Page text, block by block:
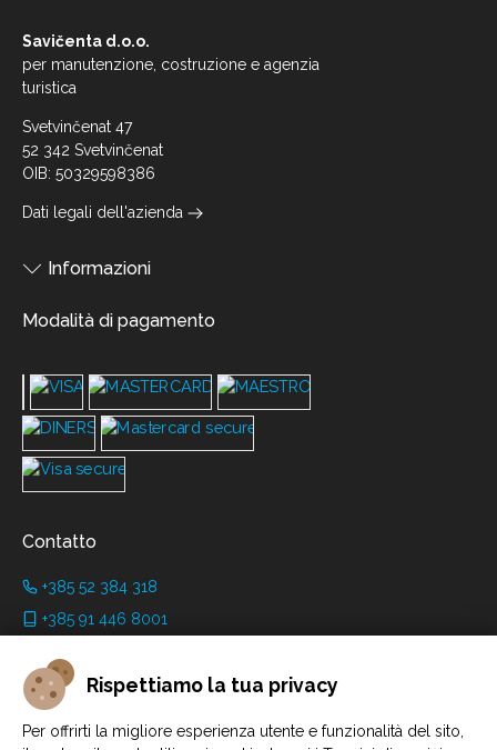
Rispettiamo la tua privacy
Per offrirti la migliore esperienza utente e funzionalità del sito,
Savičenta d.o.o.
per manutenzione, costruzione e agenzia
turistica
Svetvinčenat 47
52 342 Svetvinčenat
OIB: 50329598386
Dati legali dell'azienda
Informazioni
Modalità di pagamento
Contatto
+385 52 384 318
+385 91 446 8001
Orari di lavoro:
A seconda della stagione. Vedi alla paginaOrario di apertura.